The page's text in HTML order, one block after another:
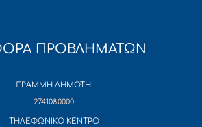
ΠΡΟΒΛΗΜΑΤΩΝ
ΓΡΑΜΜΗ ΔΗΜΟΤΗ
2741080000
ΤΗΛΕΦΩΝΙΚΟ ΚΕΝΤΡΟ